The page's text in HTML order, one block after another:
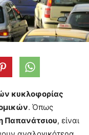
κυκλοφορίας
. Όπως
Παπανάτσιου, είναι